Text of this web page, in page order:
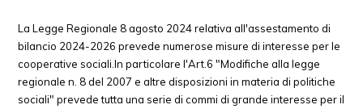
La Legge Regionale 8 agosto 2024 relativa all'assestamento di
bilancio 2024-2026 prevede numerose misure di interesse per le
cooperative sociali.In particolare l'Art.6 "Modifiche alla legge
regionale n. 8 del 2007 e altre disposizioni in materia di politiche
sociali" prevede tutta una serie di commi di grande interesse per il